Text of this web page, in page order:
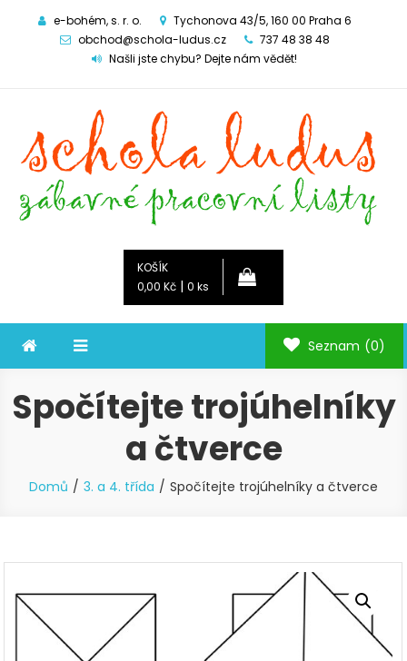
e-bohém, s. r. o.
Tychonova 43/5, 160 00 Praha 6
obchod@schola-ludus.cz
737 48 38 48
Našli jste chybu? Dejte nám vědět!
KOŠÍK
0,00 Kč | 0 ks
Seznam (0)
Spočítejte trojúhelníky
a čtverce
Domů 3. a 4. třída Spočítejte trojúhelníky a čtverce